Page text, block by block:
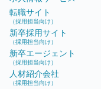
転職サイト
（採用担当向け）
新卒採用サイト
（採用担当向け）
新卒エージェント
（採用担当向け）
人材紹介会社
（採用担当向け）